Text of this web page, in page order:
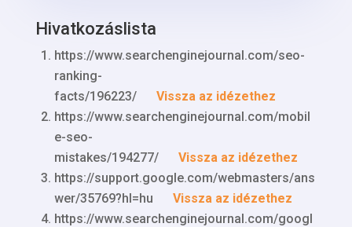
Hivatkozáslista
https://www.searchenginejournal.com/seo-
ranking-
facts/196223/
Vissza az idézethez
https://www.searchenginejournal.com/mobil
e-seo-
mistakes/194277/
Vissza az idézethez
https://support.google.com/webmasters/ans
wer/35769?hl=hu
Vissza az idézethez
https://www.searchenginejournal.com/googl